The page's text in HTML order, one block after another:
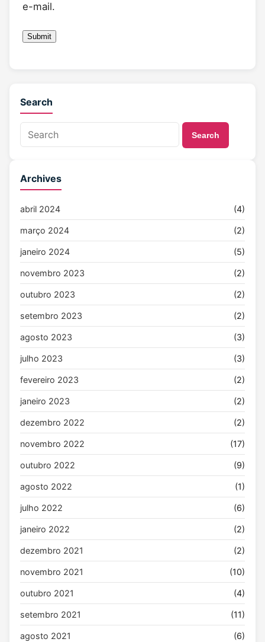
e-mail.
Search
Search
Archives
abril 2024 (4)
março 2024 (2)
janeiro 2024 (5)
novembro 2023 (2)
outubro 2023 (2)
setembro 2023 (2)
agosto 2023 (3)
julho 2023 (3)
fevereiro 2023 (2)
janeiro 2023 (2)
dezembro 2022 (2)
novembro 2022 (17)
outubro 2022 (9)
agosto 2022 (1)
julho 2022 (6)
janeiro 2022 (2)
dezembro 2021 (2)
novembro 2021 (10)
outubro 2021 (4)
setembro 2021 (11)
agosto 2021 (6)